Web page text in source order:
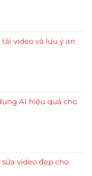
video và lưu ý an
AI hiệu quả cho
video đẹp cho